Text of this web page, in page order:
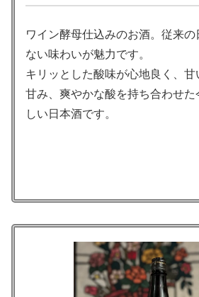
ワイン酵母仕込みのお酒。従来の
ない味わいが魅力です。
キリッとした酸味が心地良く、
甘み、爽やかな酸を持ち合わせ
しい日本酒です。